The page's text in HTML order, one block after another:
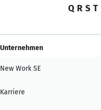
Q R S T
Unternehmen
New Work SE
Karriere